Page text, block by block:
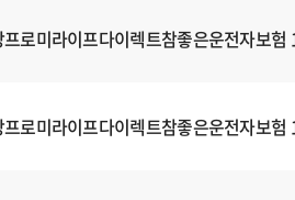
로미라이프다이렉트참좋은운전자보험
로미라이프다이렉트참좋은운전자보험